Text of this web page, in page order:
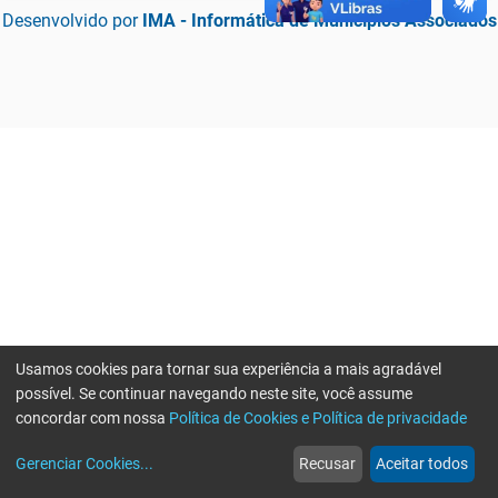
Desenvolvido por IMA - Informática de Municípios Associados
web
Notícias
more_horiz
Mais
Usamos cookies para tornar sua experiência a mais agradável
possível. Se continuar navegando neste site, você assume
concordar com nossa Política de Cookies e Política de privacidade
Gerenciar Cookies... Recusar Aceitar todos
Erro ao enviar informações, por favor tente novamente